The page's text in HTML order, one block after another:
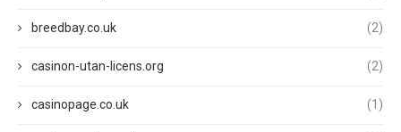
breedbay.co.uk (2)
casinon-utan-licens.org (2)
casinopage.co.uk (1)